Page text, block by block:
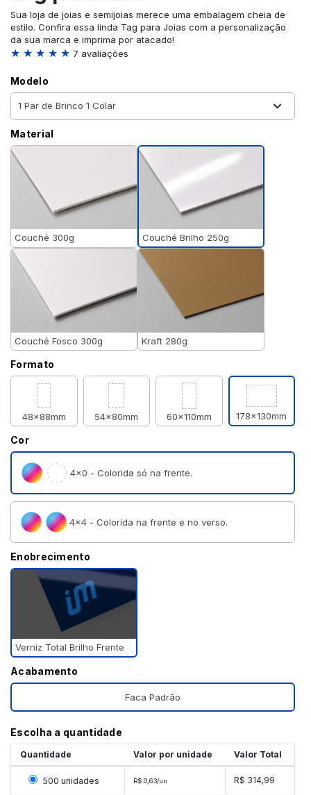
Sua loja de joias e semijoias merece uma embalagem cheia de
estilo. Confira essa linda Tag para Joias com a personalização
da sua marca e imprima por atacado!
★ ★ ★ ★ ★ 7 avaliações
Modelo
Material
Couché 300g Couché Brilho 250g
Couché Fosco 300g Kraft 280g
Formato
48x88mm 54x80mm 60x110mm 178x130mm
Cor
4×0 - Colorida só na frente.
4×4 - Colorida na frente e no verso.
Enobrecimento
Verniz Total Brilho Frente
Acabamento
Faca Padrão
Escolha a quantidade
Quantidade Valor por unidade Valor Total
Selecionar 500 unidades
500 unidades R$ 0,63/un R$ 314,99